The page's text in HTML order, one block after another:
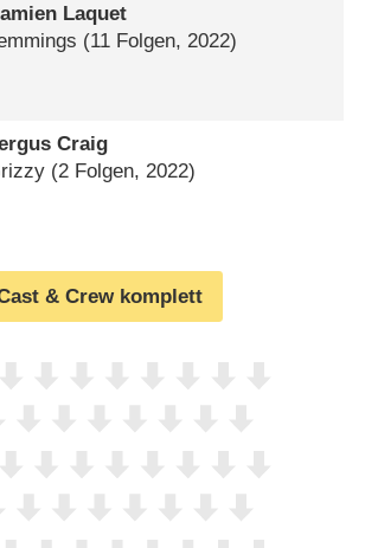
Laquet
(11 Folgen, 2022)
Craig
(2 Folgen, 2022)
& Crew komplett